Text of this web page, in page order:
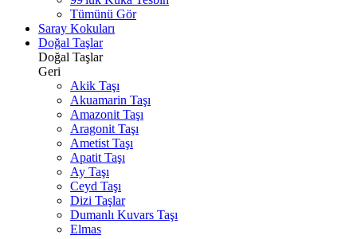
Tümünü Gör
Saray Kokuları
Doğal Taşlar
Doğal Taşlar
Geri
Akik Taşı
Akuamarin Taşı
Amazonit Taşı
Aragonit Taşı
Ametist Taşı
Apatit Taşı
Ay Taşı
Ceyd Taşı
Dizi Taşlar
Dumanlı Kuvars Taşı
Elmas